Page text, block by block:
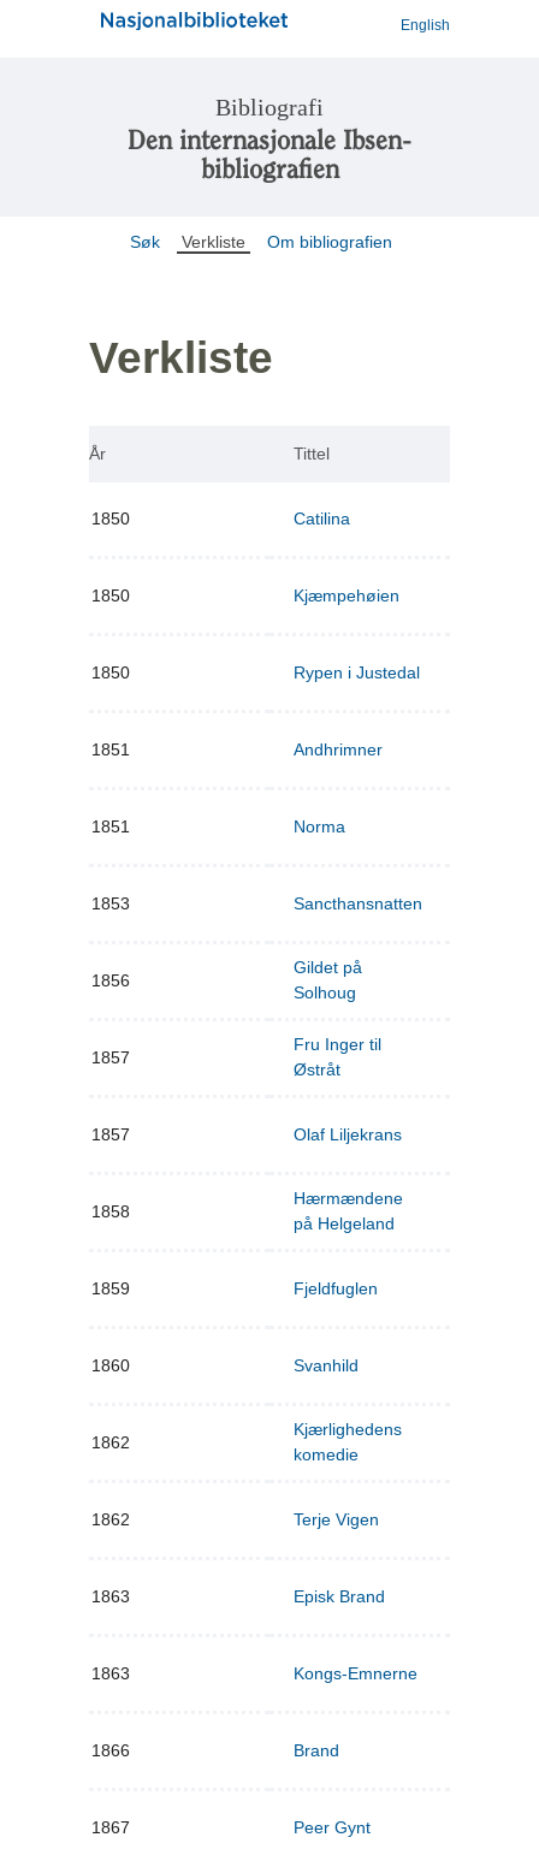
English
Bibliografi
Den internasjonale Ibsen-
bibliografien
Søk Verkliste Om bibliografien
Verkliste
År Tittel
1850 Catilina
1850 Kjæmpehøien
1850 Rypen i Justedal
1851 Andhrimner
1851 Norma
1853 Sancthansnatten
1856
Gildet på
Solhoug
1857
Fru Inger til
Østråt
1857 Olaf Liljekrans
1858
Hærmændene
på Helgeland
1859 Fjeldfuglen
1860 Svanhild
1862
Kjærlighedens
komedie
1862 Terje Vigen
1863 Episk Brand
1863 Kongs-Emnerne
1866 Brand
1867 Peer Gynt